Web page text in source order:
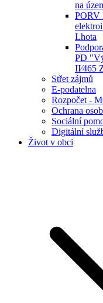
na
PORV
Lhota
PD
II⁄465
Střet zájmů
E-podatelna
Rozpočet -
Ochrana
Sociální
Digitální
Život v obci